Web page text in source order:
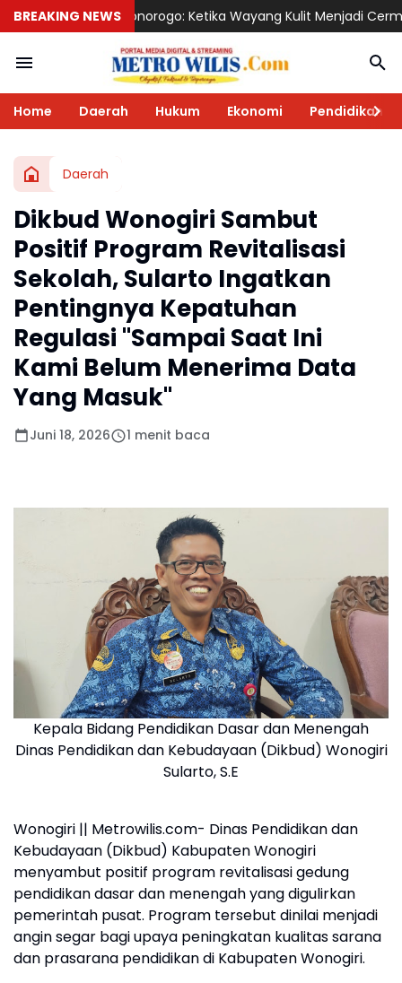
BREAKING NEWS
Ketika Wayang Kulit Menjadi Cermin Perjalanan
Home Daerah Hukum Ekonomi Pendidikan
Daerah
Dikbud Wonogiri Sambut
Positif Program Revitalisasi
Sekolah, Sularto Ingatkan
Pentingnya Kepatuhan
Regulasi "Sampai Saat Ini
Kami Belum Menerima Data
Yang Masuk"
Juni 18, 2026 1 menit baca
Kepala Bidang Pendidikan Dasar dan Menengah
Dinas Pendidikan dan Kebudayaan (Dikbud) Wonogiri
Sularto, S.E
Wonogiri || Metrowilis.com- Dinas Pendidikan dan
Kebudayaan (Dikbud) Kabupaten Wonogiri
menyambut positif program revitalisasi gedung
pendidikan dasar dan menengah yang digulirkan
pemerintah pusat. Program tersebut dinilai menjadi
angin segar bagi upaya peningkatan kualitas sarana
dan prasarana pendidikan di Kabupaten Wonogiri.